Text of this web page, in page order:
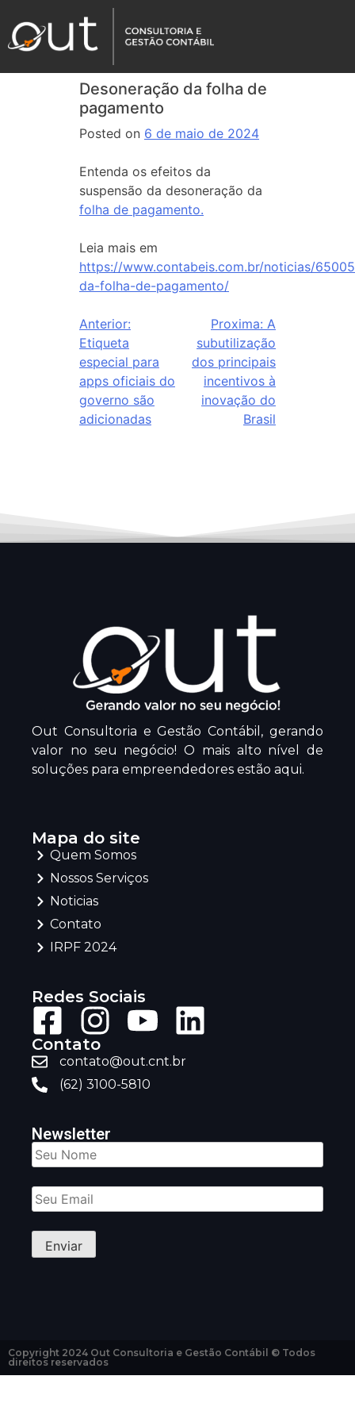
Desoneração da folha de
pagamento
Posted on 6 de maio de 2024
Entenda os efeitos da
suspensão da desoneração da
folha de pagamento.
Leia mais em
https://www.contabeis.com.br/noticias/
da-folha-de-pagamento/
Anterior:
Etiqueta
especial para
apps oficiais do
governo são
adicionadas
Proxima: A
subutilização
dos principais
incentivos à
inovação do
Brasil
Out Consultoria e Gestão Contábil, gerando
valor no seu negócio! O mais alto nível de
soluções para empreendedores estão aqui.
Mapa do site
Quem Somos
Nossos Serviços
Noticias
Contato
IRPF 2024
Redes Sociais
Contato
contato@out.cnt.br
(62) 3100-5810
Newsletter
Copyright 2024 Out Consultoria e Gestão Contábil © Todos
direitos reservados